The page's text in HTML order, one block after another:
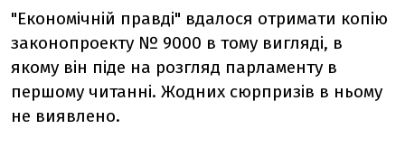
"Економічній правді" вдалося отримати копію
законопроекту № 9000 в тому вигляді, в
якому він піде на розгляд парламенту в
першому читанні. Жодних сюрпризів в ньому
не виявлено.